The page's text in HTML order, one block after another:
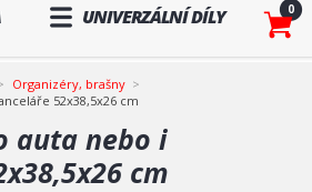
UNIVERZÁLNÍ DÍLY 0
Organizéry, brašny
52x38,5x26 cm
auta nebo i
cm